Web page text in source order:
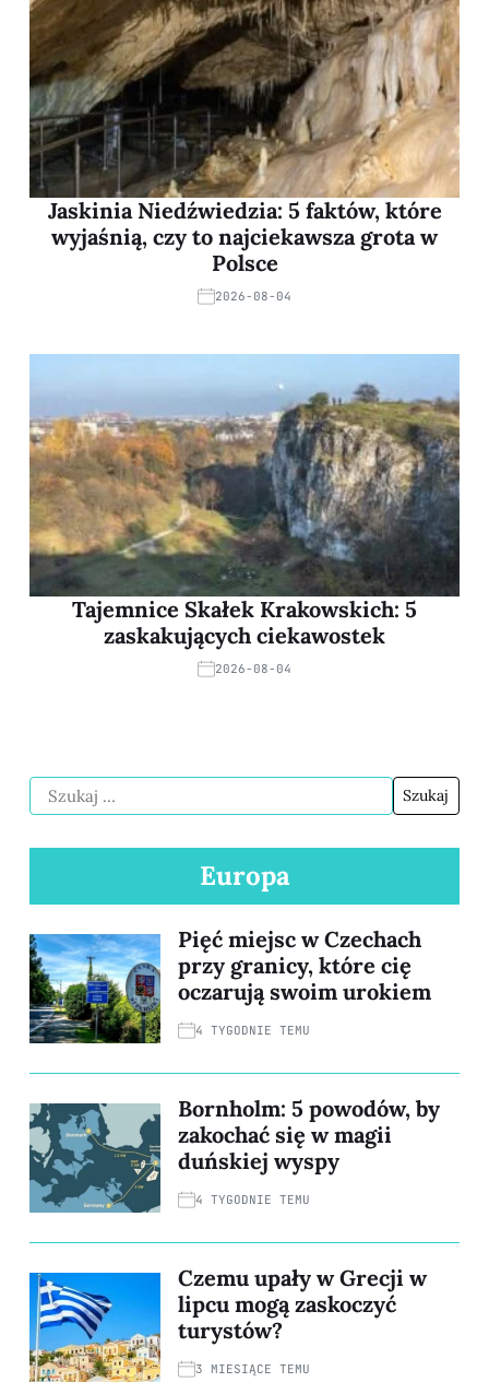
Jaskinia Niedźwiedzia: 5 faktów, które
wyjaśnią, czy to najciekawsza grota w
Polsce
2026-08-04
Tajemnice Skałek Krakowskich: 5
zaskakujących ciekawostek
2026-08-04
Europa
Pięć miejsc w Czechach
przy granicy, które cię
oczarują swoim urokiem
4 TYGODNIE TEMU
Bornholm: 5 powodów, by
zakochać się w magii
duńskiej wyspy
4 TYGODNIE TEMU
Czemu upały w Grecji w
lipcu mogą zaskoczyć
turystów?
3 MIESIĄCE TEMU